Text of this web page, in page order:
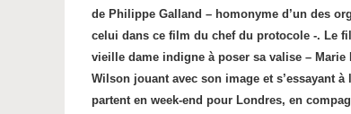
de Philippe Galland – homonyme d’un des
celui dans ce film du chef du protocole -. Le
vieille dame indigne à poser sa valise –
Wilson jouant avec son image et s’essayant
partent en week-end pour Londres, en